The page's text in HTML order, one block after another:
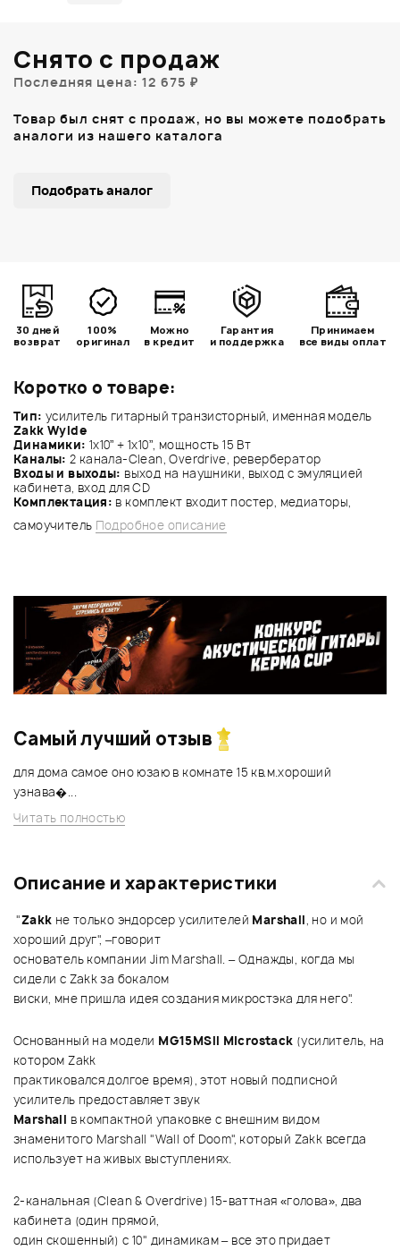
Коротко о товаре:
Тип: усилитель гитарный транзисторный, именная модель
Zakk Wylde
Динамики: 1х10” + 1х10”, мощность 15 Вт
Каналы: 2 канала-Clean, Overdrive, ревербератор
Входы и выходы: выход на наушники, выход с эмуляцией
кабинета, вход для CD
Комплектация: в комплект входит постер, медиаторы,
самоучитель Подробное описание
Снято с продаж
Последняя цена: 12 675 ₽
Товар был снят с продаж, но вы можете подобрать
аналоги из нашего каталога
Подобрать аналог
30 дней
возврат
100%
оригинал
Можно
в кредит
Гарантия
и поддержка
Принимаем
все виды оплат
Самый лучший отзыв
для дома самое оно юзаю в комнате 15 кв.м.хороший
узнава�...
Читать полностью
Описание и характеристики
"Zakk не только эндорсер усилителей Marshall, но и мой
хороший друг", –говорит
основатель компании Jim Marshall. – Однажды, когда мы
сидели с Zakk за бокалом
виски, мне пришла идея создания микростэка для него".
Основанный на модели MG15MSII Microstack (усилитель, на
котором Zakk
практиковался долгое время), этот новый подписной
усилитель предоставляет звук
Marshall в компактной упаковке с внешним видом
знаменитого Marshall "Wall of Doom", который Zakk всегда
использует на живых выступлениях.
2-канальная (Clean & Overdrive) 15-ваттная «голова», два
кабинета (один прямой,
один скошенный) с 10" динамикам – все это придает